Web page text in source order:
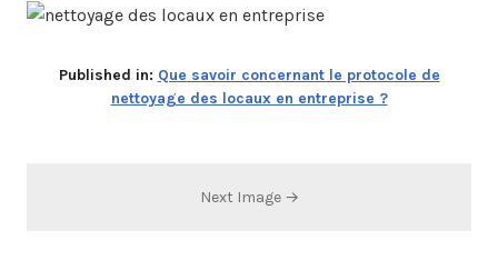
Published in: Que savoir concernant le protocole de
nettoyage des locaux en entreprise ?
Next Image →